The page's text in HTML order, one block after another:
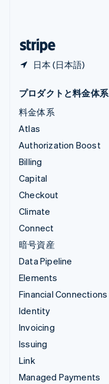
日本 (日本語)
プロダクトと料金体系
料金体系
Atlas
Authorization Boost
Billing
Capital
Checkout
Climate
Connect
暗号資産
Data Pipeline
Elements
Financial Connections
Identity
Invoicing
Issuing
Link
Managed Payments